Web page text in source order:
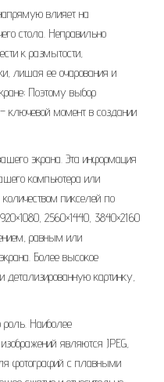
влияет на
стола. Неправильно
к размытости,
лишая ее очарования и
Поэтому выбор
ключевой момент в создании
экрана. Эта информация
компьютера или
пикселей по
2560×1440, 3840×2160
равным или
Более высокое
детализированную картинку,
Наиболее
являются JPEG,
фотографий с плавными